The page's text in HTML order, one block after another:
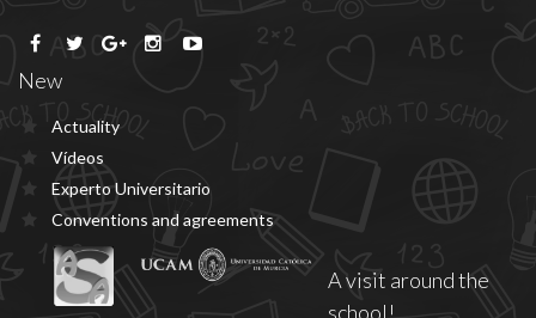
New
Actuality
Vídeos
Experto Universitario
Conventions and agreements
A visit around the
school!